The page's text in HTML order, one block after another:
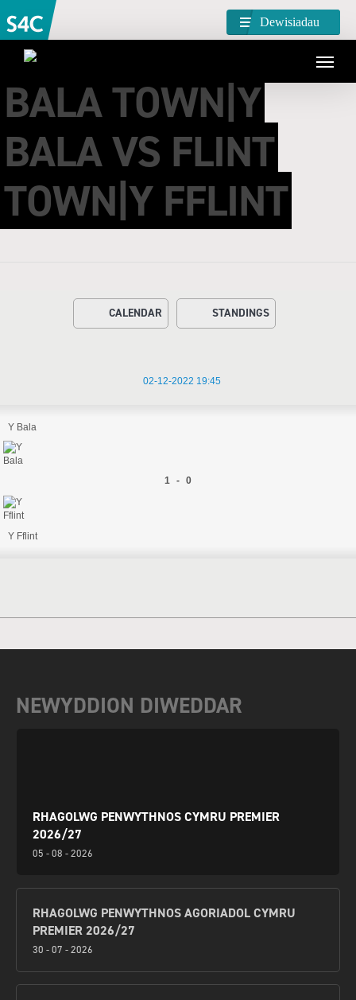
Dewisiadau
BALA TOWN|Y
BALA VS FLINT
TOWN|Y FFLINT
CALENDAR STANDINGS
02-12-2022 19:45
Y Bala
1 - 0
Y Fflint
NEWYDDION DIWEDDAR
RHAGOLWG PENWYTHNOS CYMRU PREMIER
2026/27
05 - 08 - 2026
RHAGOLWG PENWYTHNOS AGORIADOL CYMRU
PREMIER 2026/27
30 - 07 - 2026